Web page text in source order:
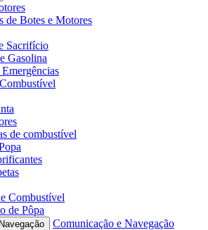
de Botes e Motores
Sacrifício
Gasolina
de combustível
Combustível
de Pôpa
Comunicação e Navegação